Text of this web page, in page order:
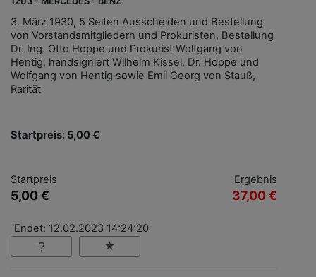
3. März 1930, 5 Seiten Ausscheiden und Bestellung
von Vorstandsmitgliedern und Prokuristen, Bestellung
Dr. Ing. Otto Hoppe und Prokurist Wolfgang von
Hentig, handsigniert Wilhelm Kissel, Dr. Hoppe und
Wolfgang von Hentig sowie Emil Georg von Stauß,
Rarität
Startpreis: 5,00 €
Startpreis
5,00 €
Ergebnis
37,00 €
Endet: 12.02.2023 14:24:20